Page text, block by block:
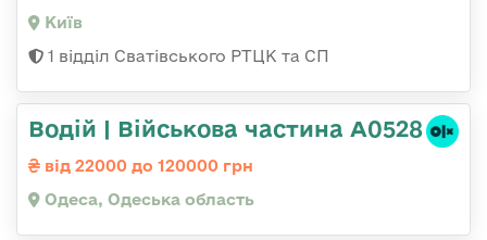
Київ
1 відділ Сватівського РТЦК та СП
Водій | Військова частина А0528
від 22000 до 120000 грн
Одеса, Одеська область